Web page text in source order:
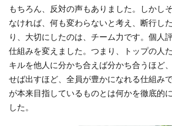
もちろん、反対の声もありました。しかし
なければ、何も変わらないと考え、断行し
り、大切にしたのは、チーム力です。個人
仕組みを変えました。つまり、トップの人
キルを他人に分かち合えば分かち合うほど
せば出すほど、全員が豊かになれる仕組み
が本来目指しているものとは何かを徹底的
した。